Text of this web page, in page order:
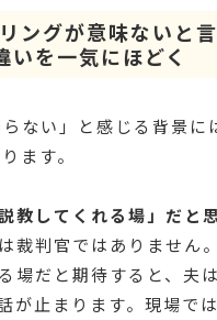
ングが意味ないと
いを一気にほどく
らない」と感じる背景に
ます。
教してくれる場」だと
裁判官ではありません
場だと期待すると、夫
が止まります。現場で